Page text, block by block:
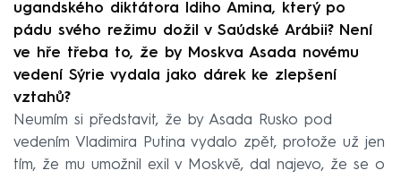
ugandského diktátora Idiho Amina, který po
pádu svého režimu dožil v Saúdské Arábii? Není
ve hře třeba to, že by Moskva Asada novému
vedení Sýrie vydala jako dárek ke zlepšení
vztahů?
Neumím si představit, že by Asada Rusko pod
vedením Vladimira Putina vydalo zpět, protože už jen
tím, že mu umožnil exil v Moskvě, dal najevo, že se o